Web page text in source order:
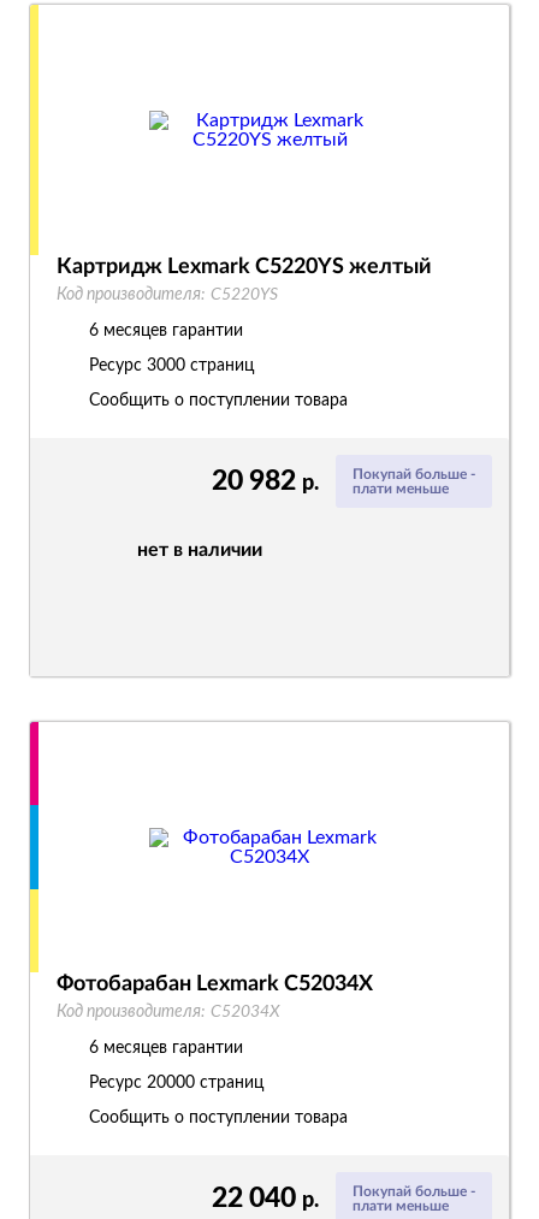
Покупай больше -
плати меньше
20 982 р.
нет в наличии
Картридж Lexmark C5220YS желтый
Код производителя: C5220YS
6 месяцев гарантии
Ресурс 3000 страниц
Сообщить о поступлении товара
Покупай больше -
плати меньше
22 040 р.
Фотобарабан Lexmark C52034X
Код производителя: C52034X
6 месяцев гарантии
Ресурс 20000 страниц
Сообщить о поступлении товара